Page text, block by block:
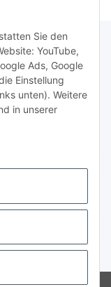
Sie den
YouTube,
Ads, Google
Einstellung
unten). Weitere
in unserer
Ihrer
widerruflich
per E-Mail zu.
Abonnieren